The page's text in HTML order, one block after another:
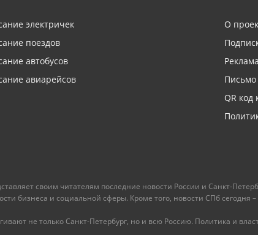
электричек
поездов
автобусов
авиарейсов
О
Реклама
QR код
своим читателям последние новости России и Санкт-
бизнеса и социальной сферы. Кроме того, новости СПб сегодня –
не только Санкт-Петербург, но и всю Россию. Политика и